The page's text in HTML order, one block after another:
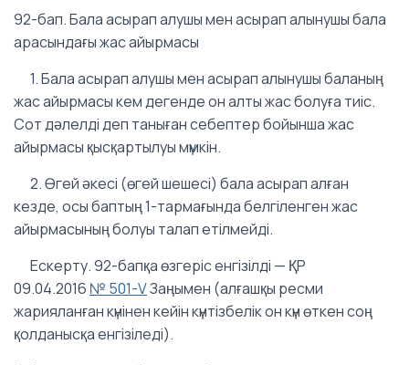
92-бап. Бала асырап алушы мен асырап алынушы бала
арасындағы жас айырмасы
1. Бала асырап алушы мен асырап алынушы баланың
жас айырмасы кем дегенде он алты жас болуға тиіс.
Сот дәлелді деп таныған себептер бойынша жас
айырмасы қысқартылуы мүмкін.
2. Өгей әкесi (өгей шешесi) бала асырап алған
кезде, осы баптың 1-тармағында белгiленген жас
айырмасының болуы талап етiлмейдi.
Ескерту. 92-бапқа өзгеріс енгізілді — ҚР
09.04.2016 № 501-VЗаңымен (алғашқы ресми
жарияланған күнінен кейін күнтізбелік он күн өткен соң
қолданысқа енгізіледі).